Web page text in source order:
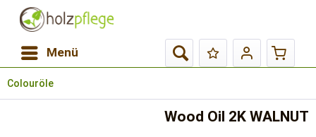
Menü
Colouröle
Wood Oil 2K WALNUT